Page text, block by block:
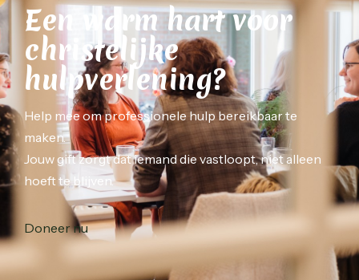
Een warm hart voor
christelijke
hulpverlening?
Help mee om professionele hulp bereikbaar te
maken.
Jouw gift zorgt dat iemand die vastloopt, niet alleen
hoeft te blijven.
Doneer nu